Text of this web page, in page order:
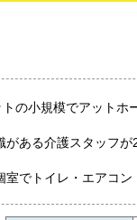
の小規模でアットホ
がある介護スタッフ
室でトイレ・エアコ